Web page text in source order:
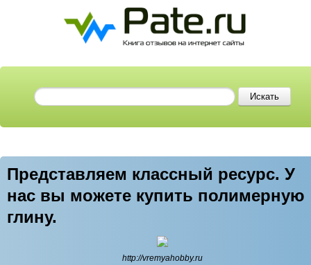
Представляем классный ресурс. У
нас вы можете купить полимерную
глину.
http://vremyahobby.ru